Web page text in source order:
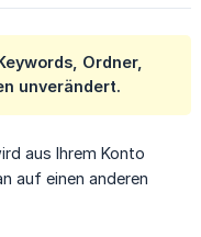
Ordner,
unverändert.
aus Ihrem Konto
auf einen anderen